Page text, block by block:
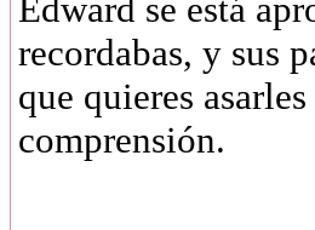
Edward se está
recordabas, y sus
que quieres
comprensión.